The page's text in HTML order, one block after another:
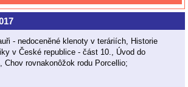
- nedoceněné klenoty v teráriích, Historie
v České republice - část 10., Úvod do
Chov rovnakonôžok rodu Porcellio;